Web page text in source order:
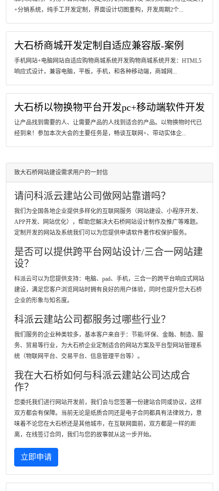
+分销系统，纯手工开发定制，界面设计切图重构，开发周期2个...
大石桥商城开发定制自适应兼容版-案例
手机网站+电脑网站自适应购物商城系统开发购物商城系统开发：HTML5
响应式设计，兼容电脑，平板，手机，和各种移动端，商城网...
大石桥以物换物平台开发pc+移动端软件开发
让产品找到需要的人、让需要产品的人找到适合的产品。以物换物时代已
经到来！参加本次大会的主要任务是，畅谈互联网+、带动实体企...
致大石桥网站建设需求用户的一封信
请问科派云建站公司做网站靠谱吗？
我们为全国各地企业提供多样化的互联网服务（网站建设、小程序开发、
APP开发、网站优化），帮助您解决大石桥网站设计制作及推广等难题。
定制开发的网站及系统我们可以为您提供申请软件著作权保护服务。
是否可以提供跨平台网站设计/三合一网站建
设？
科派云可以为您提供支持：电脑、pad、手机，三合一的跨平台响应式网站
建设，满足您客户浏览网站时拥有良好的用户体验，同时也提升您大石桥
企业的形象与知名度。
科派云建站公司都服务过哪些行业？
我们服务的企业种类较多，基本客户来自于：节能/环保、金融、制造、服
务、贸易等行业，为大石桥企业定制适合的网站方案及平台型网站管理系
统（物联网平台、交易平台、信息管理平台等）。
我在大石桥如何与科派云建站公司达成合
作？
您委托我们进行网站开发前，我们会与您签署一份建站合同或协议，这样
双方都会有保障。当前无论是纸质合同还是电子合同都具有法律效力，意
味着不论您在大石桥还是其他城市，在互联网面前，双方都是一样的距
离，在线签订合同，我们与您的故事就从这一步开始。
立即申请